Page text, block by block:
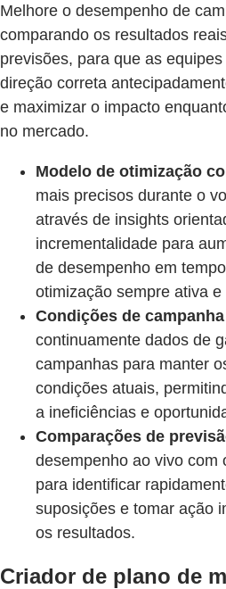
Melhore o desempenho de
comparando os resultados
previsões, para que as
direção correta
e maximizar o impacto
no mercado.
Modelo de otimização
mais precisos durante o
através de insights
incrementalidade para
de desempenho em
otimização sempre ativa e
Condições de
continuamente dados de
campanhas para manter
condições atuais,
a ineficiências e
Comparações de
desempenho ao vivo com
para identificar
suposições e tomar ação
os resultados.
Criador de plano de